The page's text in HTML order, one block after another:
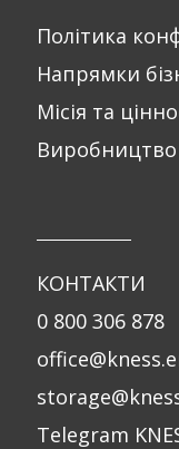
Політика
Напрямки
Місія та
Виробництво
КОНТАКТИ
0 800 306 878
Telegram